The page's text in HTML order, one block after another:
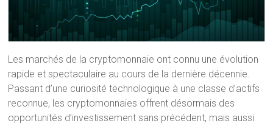
Les marchés de la cryptomonnaie ont connu une évolution
rapide et spectaculaire au cours de la dernière décennie.
Passant d’une curiosité technologique à une classe d’actifs
reconnue, les cryptomonnaies offrent désormais des
opportunités d’investissement sans précédent, mais aussi